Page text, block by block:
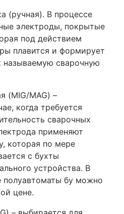
(ручная). В процессе
электроды, покрытые
под действием
плавится и формирует
называемую сварочную
(MIG/MAG) –
когда требуется
сварочных
применяют
которая по мере
с бухты
устройства. В
полуавтоматы бу можно
цене.